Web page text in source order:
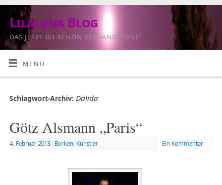
Lilaluna Blog
DAS JETZT IST SCHON VERGANGENHEIT
MENÜ
Schlagwort-Archiv: Dalida
Götz Alsmann „Paris“
4. Februar 2013 Borken Künstler Ein Kommentar